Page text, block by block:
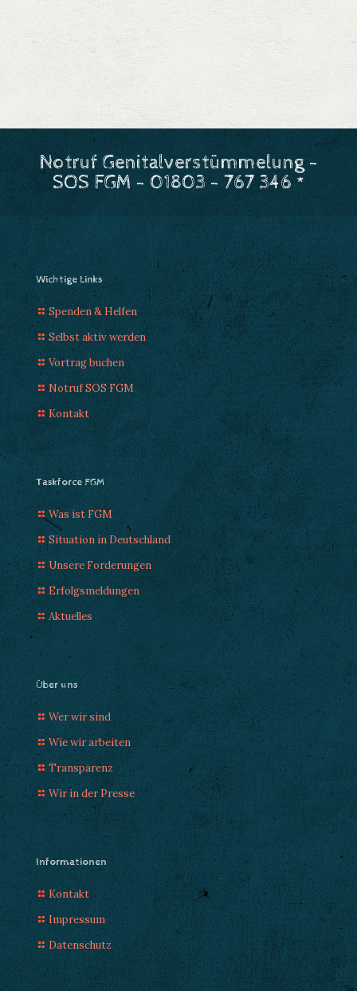
Notruf Genitalverstümmelung -
SOS FGM - 01803 - 767 346 *
Wichtige Links
Spenden & Helfen
Selbst aktiv werden
Vortrag buchen
Notruf SOS FGM
Kontakt
Taskforce FGM
Was ist FGM
Situation in Deutschland
Unsere Forderungen
Erfolgsmeldungen
Aktuelles
Über uns
Wer wir sind
Wie wir arbeiten
Transparenz
Wir in der Presse
Informationen
Kontakt
Impressum
Datenschutz